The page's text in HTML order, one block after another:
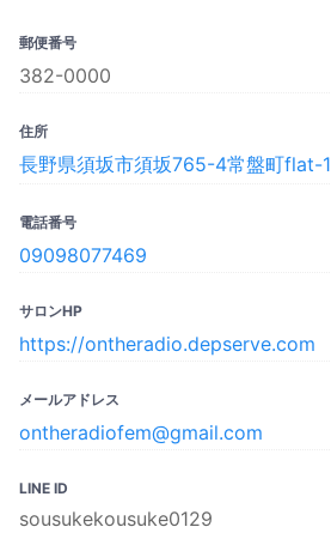
郵便番号
382-0000
住所
長野県須坂市須坂765-4常盤町flat-1
電話番号
09098077469
サロンHP
https://ontheradio.depserve.com
メールアドレス
ontheradiofem@gmail.com
LINE ID
sousukekousuke0129